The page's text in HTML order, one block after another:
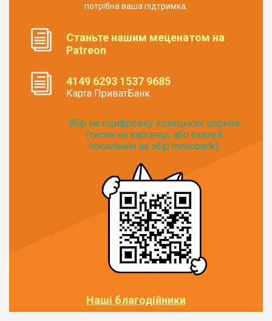
потрібна ваша підтримка.
Станьте нашим меценатом на
Patreon
4149 6293 1537 9685
Карта ПриватБанк
Збір на оцифровку козацьких церков
(тисни на картинці, або скануй
посилання на збір monobank):
Наші благодійники